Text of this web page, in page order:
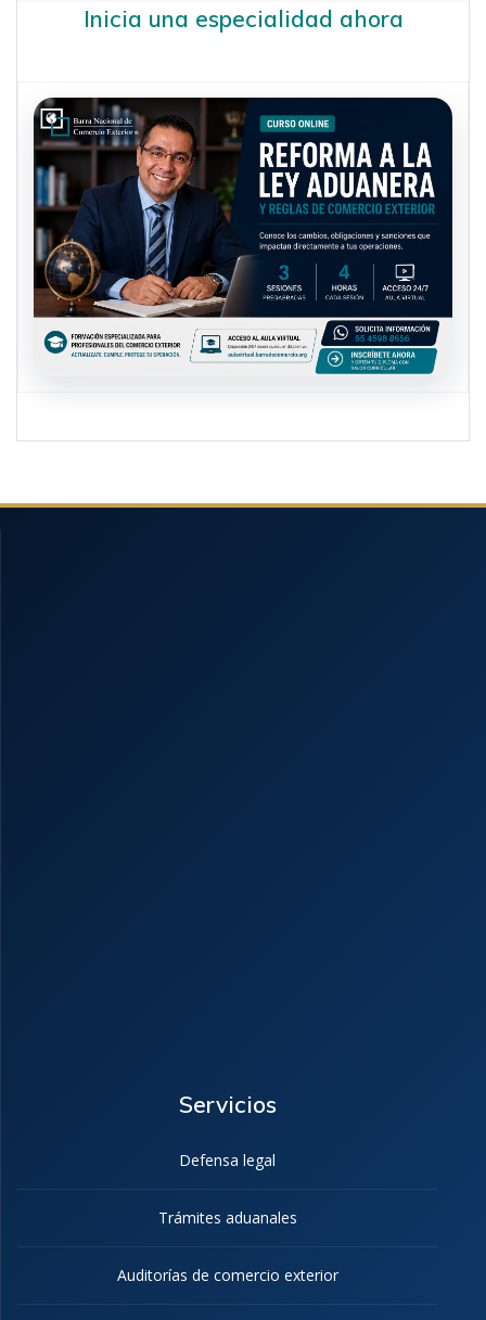
Inicia una especialidad ahora
Servicios
Defensa legal
Trámites aduanales
Auditorías de comercio exterior